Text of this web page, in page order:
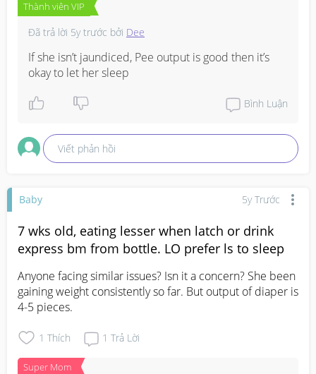
Thành viên VIP
Đã trả lời 5y trước bởi Dee
If she isn’t jaundiced, Pee output is good then it’s
okay to let her sleep
Bình Luận
Viết phản hồi
Baby 5y Trước
7 wks old, eating lesser when latch or drink
express bm from bottle. LO prefer ls to sleep
Anyone facing similar issues? Isn it a concern? She been
gaining weight consistently so far. But output of diaper is
4-5 pieces.
1 Thích 1 Trả Lời
Super Mom